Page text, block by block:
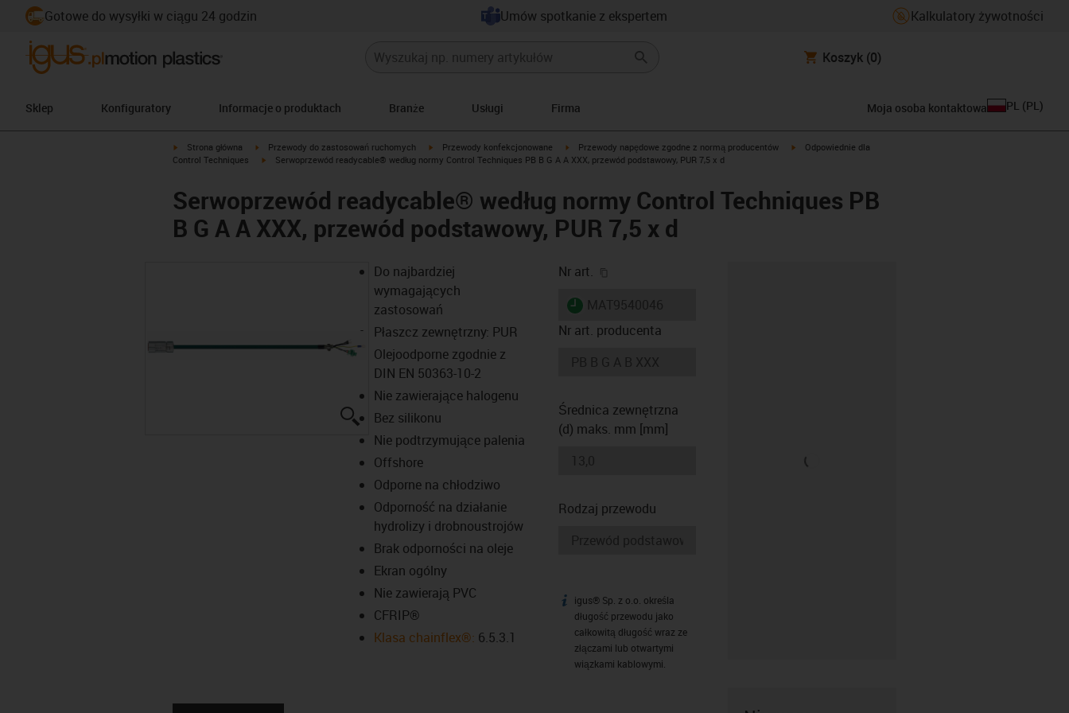
Gotowe do wysyłki w ciągu 24 godzin Umów spotkanie z ekspertem Kalkulatory żywotności
Koszyk (0)
Sklep Konfiguratory Informacje o produktach Branże Usługi Firma Moja osoba kontaktowa PL (PL )
igus-icon-arrow-right
Strona główna igus-icon-arrow-right
Przewody do zastosowań ruchomych igus-icon-arrow-right
Przewody konfekcjonowane igus-icon-arrow-right
Przewody napędowe zgodne z normą producentów igus-icon-arrow-right
Odpowiednie dla
Control Techniques
igus-icon-arrow-right
Serwoprzewód readycable® według normy Control Techniques PB B G A A XXX, przewód podstawowy, PUR 7,5 x d
Serwoprzewód readycable® według normy Control Techniques PB
B G A A XXX, przewód podstawowy, PUR 7,5 x d
igus-icon-lupe
Do najbardziej
wymagających
zastosowań
Płaszcz zewnętrzny: PUR
Olejoodporne zgodnie z
DIN EN 50363-10-2
Nie zawierające halogenu
Bez silikonu
Nie podtrzymujące palenia
Offshore
Odporne na chłodziwo
Odporność na działanie
hydrolizy i drobnoustrojów
Brak odporności na oleje
Ekran ogólny
Nie zawierają PVC
CFRIP®
Klasa chainflex®: 6.5.3.1
Nr art.
igus-icon-lieferzeit
Nr art. producenta
Średnica zewnętrzna
(d) maks. mm [mm]
Rodzaj przewodu
igus-icon-info
igus® Sp. z o.o. określa
długość przewodu jako
całkowitą długość wraz ze
złączami lub otwartymi
wiązkami kablowymi.